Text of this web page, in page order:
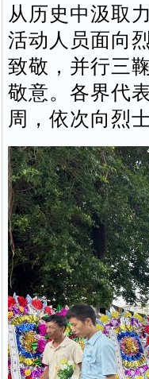
从历史中汲取
活动人员面向
致敬，并行三
敬意。各界代
周，依次向烈